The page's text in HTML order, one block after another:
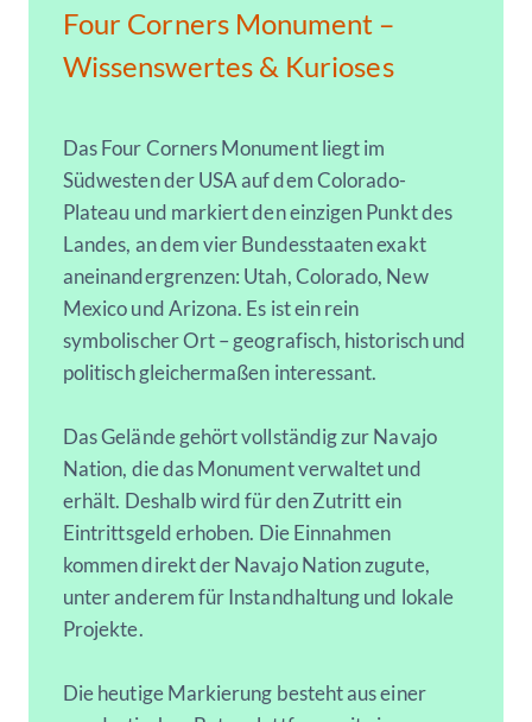
Four Corners Monument –
Wissenswertes & Kurioses
Das Four Corners Monument liegt im
Südwesten der USA auf dem Colorado-
Plateau und markiert den einzigen Punkt des
Landes, an dem vier Bundesstaaten exakt
aneinandergrenzen: Utah, Colorado, New
Mexico und Arizona. Es ist ein rein
symbolischer Ort – geografisch, historisch und
politisch gleichermaßen interessant.
Das Gelände gehört vollständig zur Navajo
Nation, die das Monument verwaltet und
erhält. Deshalb wird für den Zutritt ein
Eintrittsgeld erhoben. Die Einnahmen
kommen direkt der Navajo Nation zugute,
unter anderem für Instandhaltung und lokale
Projekte.
Die heutige Markierung besteht aus einer